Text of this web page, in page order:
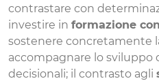
contrastare con
investire in formazione
sostenere concretamente
accompagnare lo sviluppo
decisionali; il contrasto agli